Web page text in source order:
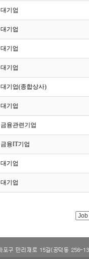
303
대기업
302
대기업
301
대기업
300
대기업
299
대기업(종합상사)
298
대기업
297
금융관련기업
296
금융IT기업
295
대기업
294
대기업